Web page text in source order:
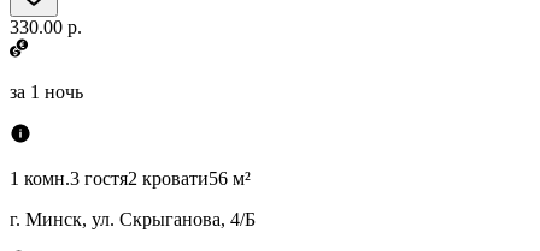
330.00 р.
за 1 ночь
1 комн.3 гостя2 кровати56 м²
г. Минск, ул. Скрыганова, 4/Б